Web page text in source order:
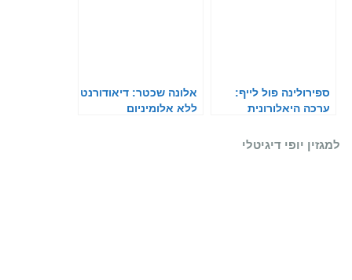
ספירולינה פול לייף:
ערכה היאלורונית
אלונה שכטר: דיאודורנט
ללא אלומיניום
למגזין יופי דיגיטלי